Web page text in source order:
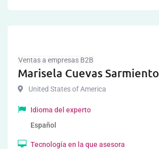
Ventas a empresas B2B
Marisela Cuevas Sarmiento
United States of America
Idioma del experto
Español
Tecnología en la que asesora